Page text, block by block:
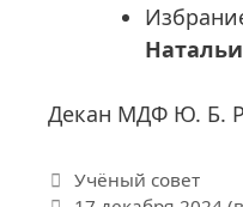
Декан МДФ Ю. Б.
Рубрики
Учёный совет